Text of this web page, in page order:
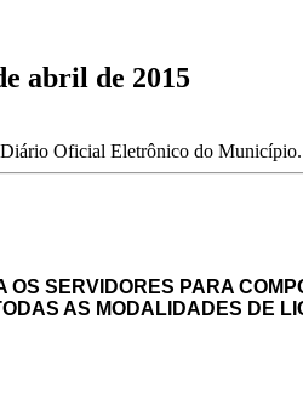
abril de 2015
Oficial Eletrônico do Município.
OS SERVIDORES PARA
AS MODALIDADES DE